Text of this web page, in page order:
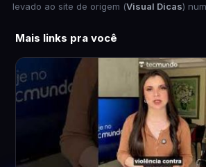
levado ao site de origem (Visual Dicas)
Mais links pra você